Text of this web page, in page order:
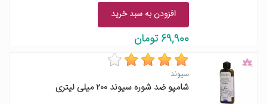
افزودن به سبد خرید
69,900 تومان
سیوند
شامپو ضد شوره سیوند ۲۰۰ میلی لیتری